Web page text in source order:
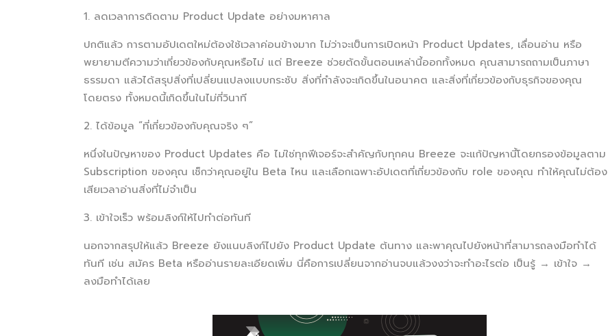
1. ลดเวลาการติดตาม Product Update อย่างมหาศาล
ปกติแล้ว การตามอัปเดตใหม่ต้องใช้เวลาค่อนข้างมาก ไม่ว่าจะเป็นการเปิดหน้า Product Updates, เลื่อนอ่าน หรือ
พยายามตีความว่าเกี่ยวข้องกับคุณหรือไม่ แต่ Breeze ช่วยตัดขั้นตอนเหล่านี้ออกทั้งหมด คุณสามารถถามเป็นภาษา
ธรรมดา แล้วได้สรุปสิ่งที่เปลี่ยนแปลงแบบกระชับ สิ่งที่กำลังจะเกิดขึ้นในอนาคต และสิ่งที่เกี่ยวข้องกับธุรกิจของคุณ
โดยตรง ทั้งหมดนี้เกิดขึ้นในไม่กี่วินาที
2. ได้ข้อมูล “ที่เกี่ยวข้องกับคุณจริง ๆ”
หนึ่งในปัญหาของ Product Updates คือ ไม่ใช่ทุกฟีเจอร์จะสำคัญกับทุกคน Breeze จะแก้ปัญหานี้โดยกรองข้อมูลตาม
Subscription ของคุณ เช็กว่าคุณอยู่ใน Beta ไหน และเลือกเฉพาะอัปเดตที่เกี่ยวข้องกับ role ของคุณ ทำให้คุณไม่ต้อง
เสียเวลาอ่านสิ่งที่ไม่จำเป็น
3. เข้าใจเร็ว พร้อมลิงก์ให้ไปทำต่อทันที
นอกจากสรุปให้แล้ว Breeze ยังแนบลิงก์ไปยัง Product Update ต้นทาง และพาคุณไปยังหน้าที่สามารถลงมือทำได้
ทันที เช่น สมัคร Beta หรืออ่านรายละเอียดเพิ่ม นี่คือการเปลี่ยนจากอ่านจบแล้วงงว่าจะทำอะไรต่อ เป็นรู้ → เข้าใจ →
ลงมือทำได้เลย